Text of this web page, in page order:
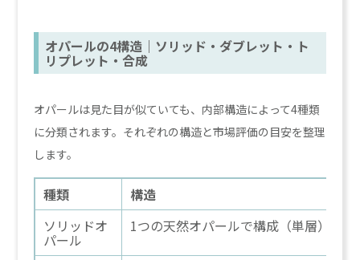
オパールの4構造｜ソリッド・ダブレット・ト
リプレット・合成
オパールは見た目が似ていても、内部構造によって4種類
に分類されます。それぞれの構造と市場評価の目安を整理
します。
種類
構造
ソリッドオ
パール
1つの天然オパールで構成（単層）